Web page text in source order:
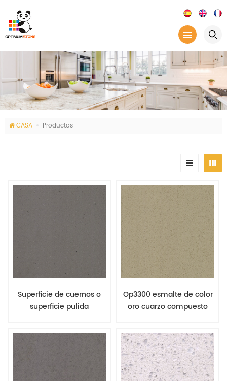
CASA Productos
Superficie de cuernos o
superficie pulida
industrial cuarzo piedra
Op3300 esmalte de color
oro cuarzo compuesto
encimeras de granito